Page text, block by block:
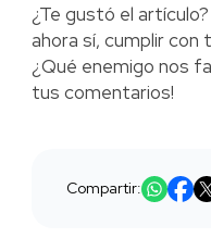
¿Te gustó el
ahora sí, cumplir
¿Qué enemigo nos
tus comentarios!
Compartir: